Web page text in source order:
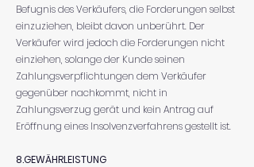
Befugnis des Verkäufers, die Forderungen selbst
einzuziehen, bleibt davon unberührt. Der
Verkäufer wird jedoch die Forderungen nicht
einziehen, solange der Kunde seinen
Zahlungsverpflichtungen dem Verkäufer
gegenüber nachkommt, nicht in
Zahlungsverzug gerät und kein Antrag auf
Eröffnung eines Insolvenzverfahrens gestellt ist.
8.GEWÄHRLEISTUNG